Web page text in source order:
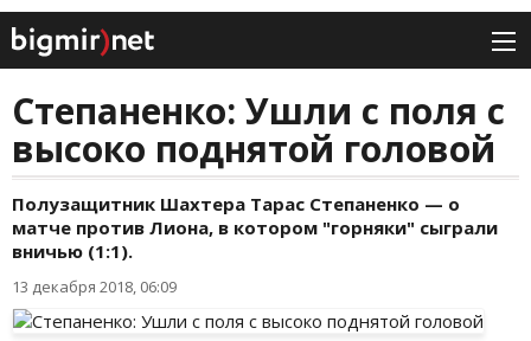
Степаненко: Ушли с поля с
высоко поднятой головой
Полузащитник Шахтера Тарас Степаненко — о
матче против Лиона, в котором "горняки" сыграли
вничью (1:1).
13 декабря 2018, 06:09